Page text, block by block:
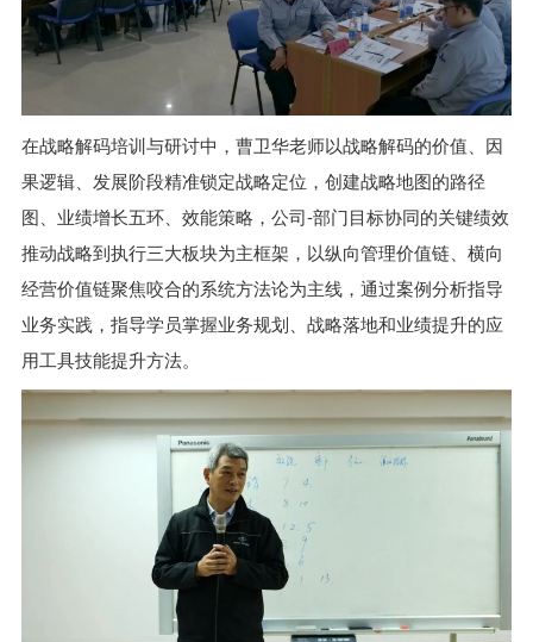
在战略解码培训与研讨中，曹卫华老师以战略解码的价值、因
果逻辑、发展阶段精准锁定战略定位，创建战略地图的路径
图、业绩增长五环、效能策略，公司-部门目标协同的关键绩效
推动战略到执行三大板块为主框架，以纵向管理价值链、横向
经营价值链聚焦咬合的系统方法论为主线，通过案例分析指导
业务实践，指导学员掌握业务规划、战略落地和业绩提升的应
用工具技能提升方法。